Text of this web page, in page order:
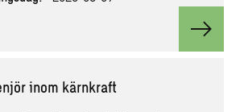
View
inom kärnkraft